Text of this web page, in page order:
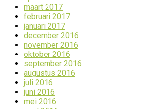
maart 2017
februari 2017
januari 2017
december 2016
november 2016
oktober 2016
september 2016
augustus 2016
juli 2016
juni 2016
mei 2016